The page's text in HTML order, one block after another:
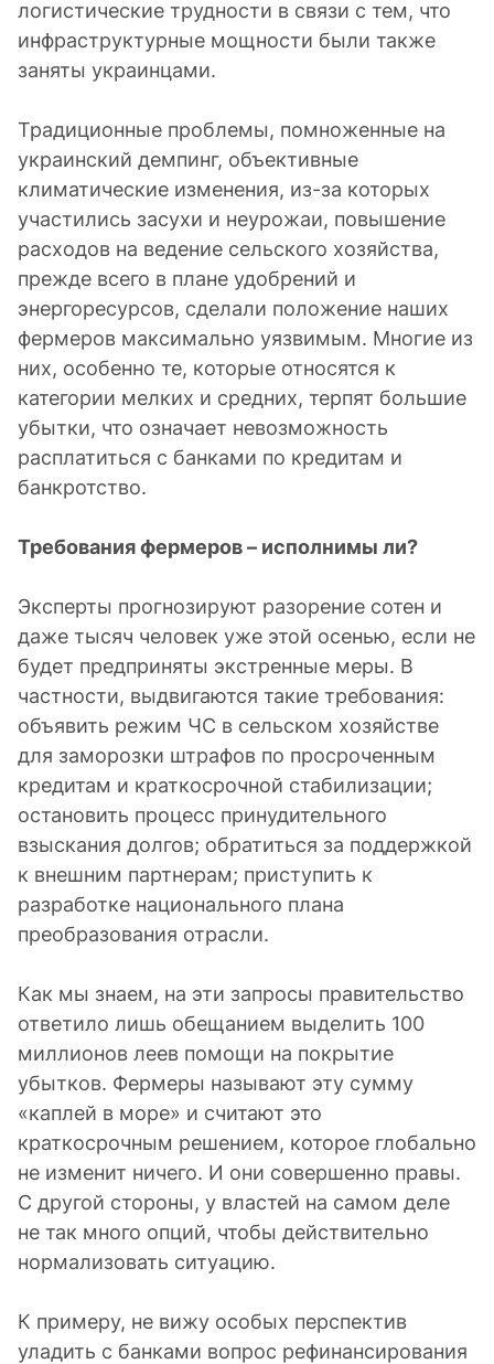
логистические трудности в связи с тем, что
инфраструктурные мощности были также
заняты украинцами.
Традиционные проблемы, помноженные на
украинский демпинг, объективные
климатические изменения, из-за которых
участились засухи и неурожаи, повышение
расходов на ведение сельского хозяйства,
прежде всего в плане удобрений и
энергоресурсов, сделали положение наших
фермеров максимально уязвимым. Многие из
них, особенно те, которые относятся к
категории мелких и средних, терпят большие
убытки, что означает невозможность
расплатиться с банками по кредитам и
банкротство.
Требования фермеров – исполнимы ли?
Эксперты прогнозируют разорение сотен и
даже тысяч человек уже этой осенью, если не
будет предприняты экстренные меры. В
частности, выдвигаются такие требования:
объявить режим ЧС в сельском хозяйстве
для заморозки штрафов по просроченным
кредитам и краткосрочной стабилизации;
остановить процесс принудительного
взыскания долгов; обратиться за поддержкой
к внешним партнерам; приступить к
разработке национального плана
преобразования отрасли.
Как мы знаем, на эти запросы правительство
ответило лишь обещанием выделить 100
миллионов леев помощи на покрытие
убытков. Фермеры называют эту сумму
«каплей в море» и считают это
краткосрочным решением, которое глобально
не изменит ничего. И они совершенно правы.
С другой стороны, у властей на самом деле
не так много опций, чтобы действительно
нормализовать ситуацию.
К примеру, не вижу особых перспектив
уладить с банками вопрос рефинансирования